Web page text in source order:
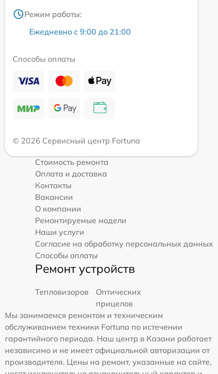
Режим работы:
Ежедневно с 9:00 до 21:00
Способы оплаты
© 2026 Сервисный центр Fortuna
Стоимость ремонта
Оплата и доставка
Контакты
Вакансии
О компании
Ремонтируемые модели
Наши услуги
Согласие на обработку персональных данных
Способы оплаты
Ремонт устройств
Тепловизоров
Оптических
прицелов
Мы занимаемся ремонтом и техническим
обслуживанием техники Fortuna по истечении
гарантийного периода. Наш центр в Казани работает
независимо и не имеет официальной авторизации от
производителя. Цены на ремонт, указанные на сайте,